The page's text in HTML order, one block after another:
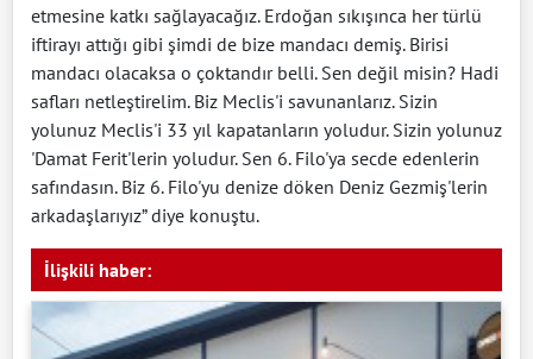
etmesine katkı sağlayacağız. Erdoğan sıkışınca her türlü
iftirayı attığı gibi şimdi de bize mandacı demiş. Birisi
mandacı olacaksa o çoktandır belli. Sen değil misin? Hadi
safları netleştirelim. Biz Meclis'i savunanlarız. Sizin
yolunuz Meclis'i 33 yıl kapatanların yoludur. Sizin yolunuz
'Damat Ferit'lerin yoludur. Sen 6. Filo'ya secde edenlerin
safındasın. Biz 6. Filo'yu denize döken Deniz Gezmiş'lerin
arkadaşlarıyız” diye konuştu.
İlişkili haber: